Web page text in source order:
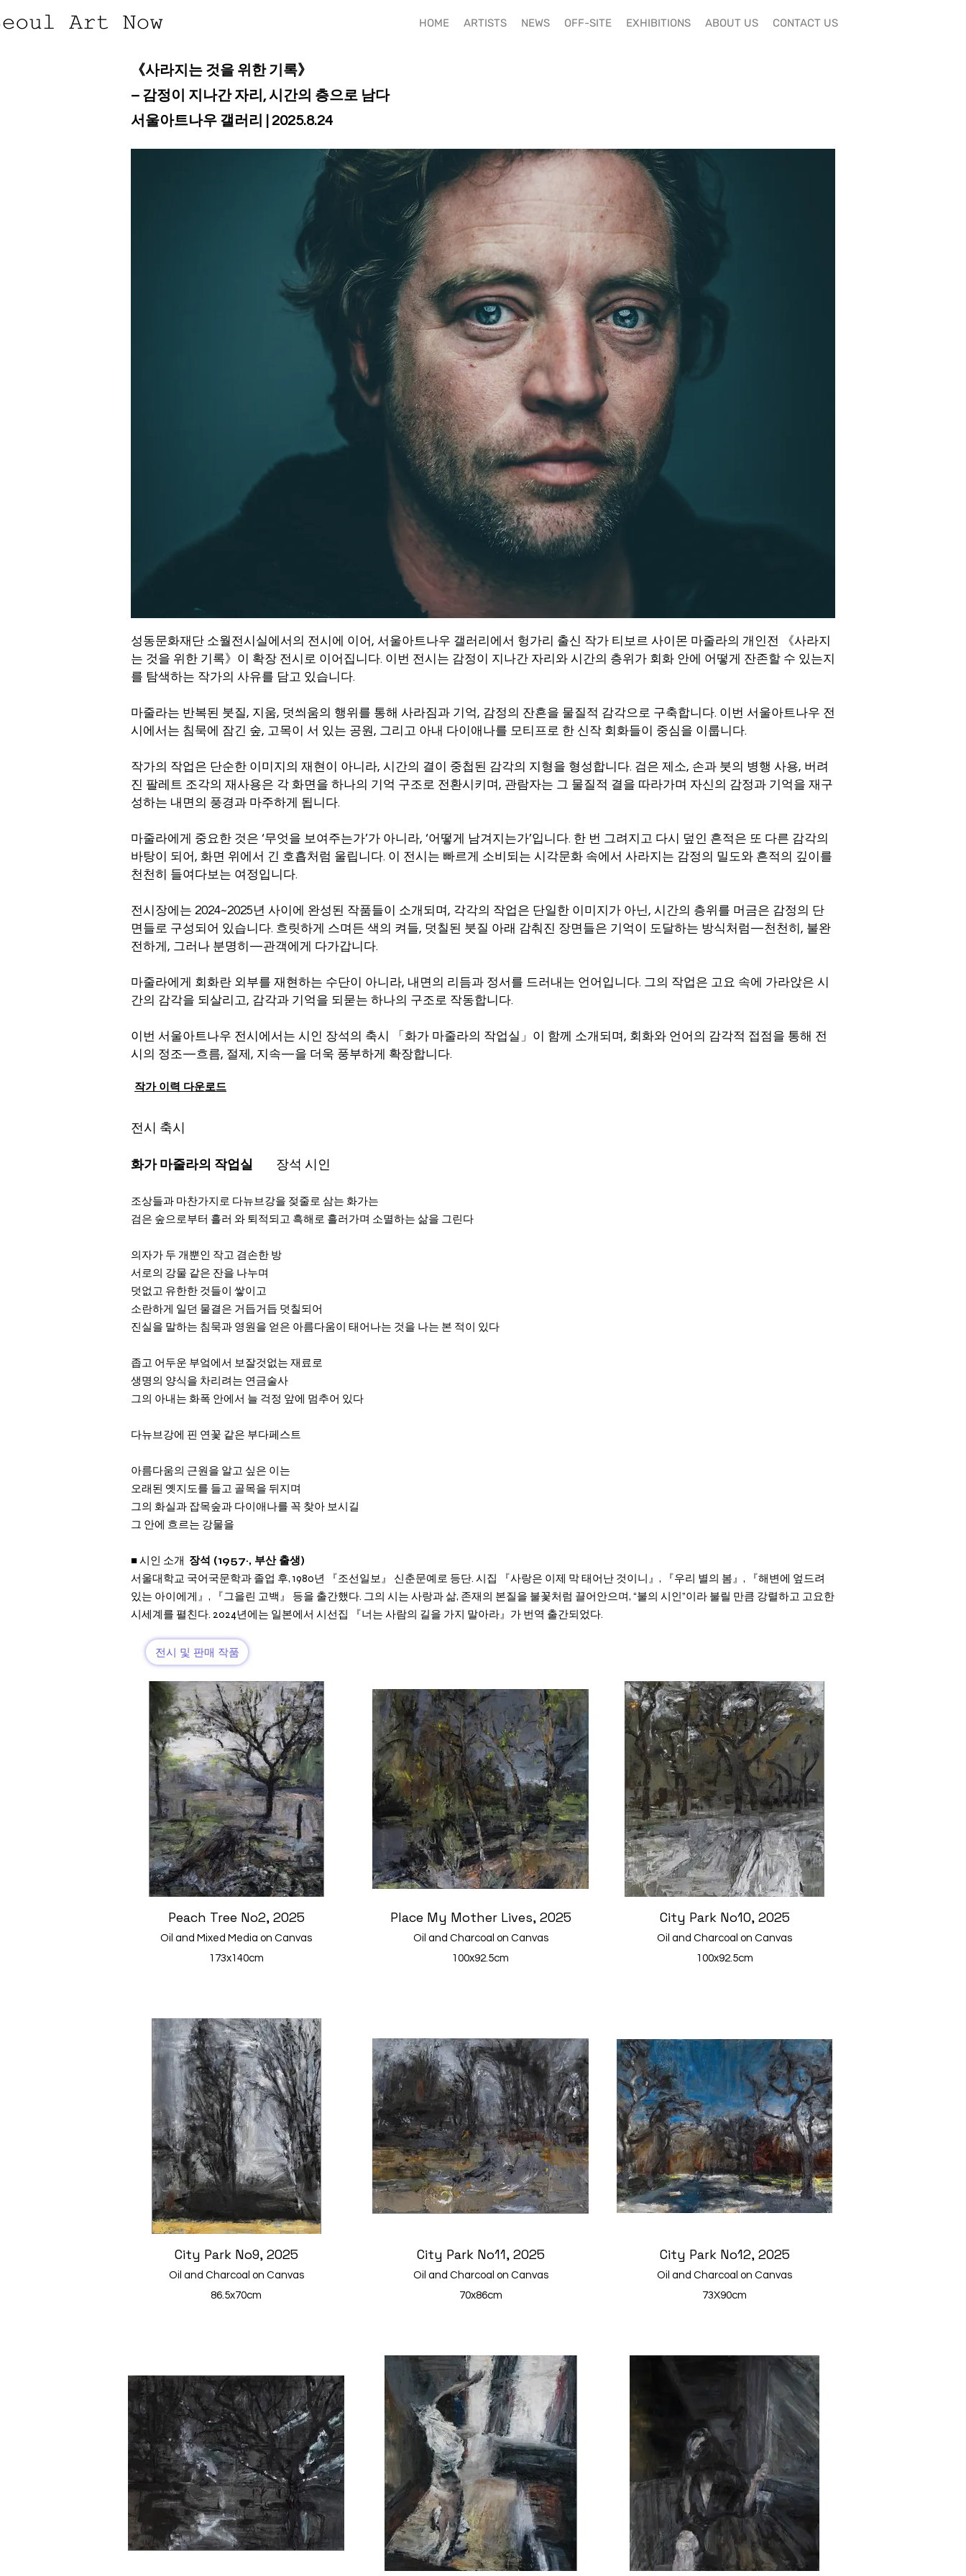
HOME ARTISTS NEWS OFF-SITE EXHIBITIONS ABOUT US CONTACT US
​​《사라지는 것을 위한 기록》
– 감정이 지나간 자리, 시간의 층으로 남다
​서울아트나우 갤러리 | 2025.8.24
성동문화재단 소월전시실에서의 전시에 이어, 서울아트나우 갤러리에서 헝가리 출신 작가 티보르 사이몬 마줄라의 개인전 《사라지
는 것을 위한 기록》이 확장 전시로 이어집니다. 이번 전시는 감정이 지나간 자리와 시간의 층위가 회화 안에 어떻게 잔존할 수 있는지
를 탐색하는 작가의 사유를 담고 있습니다.
마줄라는 반복된 붓질, 지움, 덧씌움의 행위를 통해 사라짐과 기억, 감정의 잔흔을 물질적 감각으로 구축합니다. 이번 서울아트나우 전
시에서는 침묵에 잠긴 숲, 고목이 서 있는 공원, 그리고 아내 다이애나를 모티프로 한 신작 회화들이 중심을 이룹니다.
작가의 작업은 단순한 이미지의 재현이 아니라, 시간의 결이 중첩된 감각의 지형을 형성합니다. 검은 제소, 손과 붓의 병행 사용, 버려
진 팔레트 조각의 재사용은 각 화면을 하나의 기억 구조로 전환시키며, 관람자는 그 물질적 결을 따라가며 자신의 감정과 기억을 재구
성하는 내면의 풍경과 마주하게 됩니다.
마줄라에게 중요한 것은 ‘무엇을 보여주는가’가 아니라, ‘어떻게 남겨지는가’입니다. 한 번 그려지고 다시 덮인 흔적은 또 다른 감각의
바탕이 되어, 화면 위에서 긴 호흡처럼 울립니다. 이 전시는 빠르게 소비되는 시각문화 속에서 사라지는 감정의 밀도와 흔적의 깊이를
천천히 들여다보는 여정입니다.
전시장에는 2024~2025년 사이에 완성된 작품들이 소개되며, 각각의 작업은 단일한 이미지가 아닌, 시간의 층위를 머금은 감정의 단
면들로 구성되어 있습니다. 흐릿하게 스며든 색의 켜들, 덧칠된 붓질 아래 감춰진 장면들은 기억이 도달하는 방식처럼—천천히, 불완
전하게, 그러나 분명히—관객에게 다가갑니다.
마줄라에게 회화란 외부를 재현하는 수단이 아니라, 내면의 리듬과 정서를 드러내는 언어입니다. 그의 작업은 고요 속에 가라앉은 시
간의 감각을 되살리고, 감각과 기억을 되묻는 하나의 구조로 작동합니다.
이번 서울아트나우 전시에서는 시인 장석의 축시 「화가 마줄라의 작업실」이 함께 소개되며, 회화와 언어의 감각적 접점을 통해 전
시의 정조—흐름, 절제, 지속—을 더욱 풍부하게 확장합니다.
​작가 이력 다운로드
전시 축시
화가 마줄라의 작업실 장석 시인
조상들과 마찬가지로 다뉴브강을 젖줄로 삼는 화가는
검은 숲으로부터 흘러 와 퇴적되고 흑해로 흘러가며 소멸하는 삶을 그린다
의자가 두 개뿐인 작고 겸손한 방
서로의 강물 같은 잔을 나누며
덧없고 유한한 것들이 쌓이고
소란하게 일던 물결은 거듭거듭 덧칠되어
진실을 말하는 침묵과 영원을 얻은 아름다움이 태어나는 것을 나는 본 적이 있다
좁고 어두운 부엌에서 보잘것없는 재료로
생명의 양식을 차리려는 연금술사
그의 아내는 화폭 안에서 늘 걱정 앞에 멈추어 있다
다뉴브강에 핀 연꽃 같은 부다페스트
아름다움의 근원을 알고 싶은 이는
오래된 옛지도를 들고 골목을 뒤지며
그의 화실과 잡목숲과 다이애나를 꼭 찾아 보시길
그 안에 흐르는 강물을
■ 시인 소개 장석 (1957~, 부산 출생)
서울대학교 국어국문학과 졸업 후, 1980년 『조선일보』 신춘문예로 등단. 시집 『사랑은 이제 막 태어난 것이니』, 『우리 별의 봄』, 『해변에 엎드려
있는 아이에게』, 『그을린 고백』 등을 출간했다. 그의 시는 사랑과 삶, 존재의 본질을 불꽃처럼 끌어안으며, “불의 시인”이라 불릴 만큼 강렬하고 고요한
시세계를 펼친다. 2024년에는 일본에서 시선집 『너는 사람의 길을 가지 말아라』가 번역 출간되었다.
전시 및 판매 작품
Peach Tree No2, 2025
Oil and Mixed Media on Canvas
173x140cm
Place My Mother Lives, 2025
Oil and Charcoal on Canvas
100x92.5cm
City Park No10, 2025
Oil and Charcoal on Canvas
100x92.5cm
City Park No9, 2025
Oil and Charcoal on Canvas
86.5x70cm
City Park No11, 2025
Oil and Charcoal on Canvas
70x86cm
City Park No12, 2025
Oil and Charcoal on Canvas
73X90cm